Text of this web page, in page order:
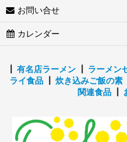
お問い合せ
カレンダー
有名店ラーメン┃ ラーメン
ライ食品
炊き込みご飯の素
関連食品┃